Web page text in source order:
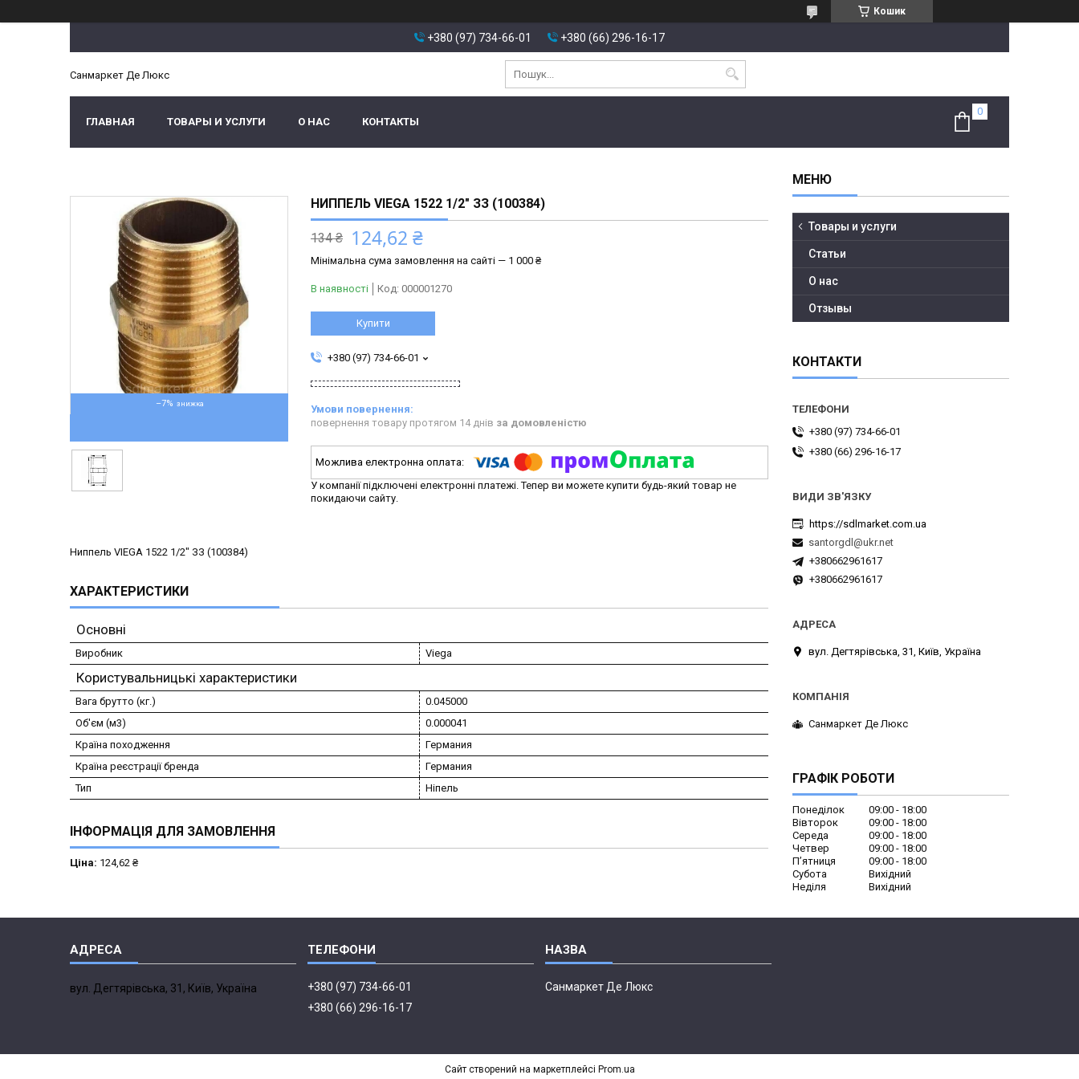
Кошик
+380 (97) 734-66-01 +380 (66) 296-16-17
Санмаркет Де Люкс
ГЛАВНАЯ ТОВАРЫ И УСЛУГИ О НАС КОНТАКТЫ
–7%
НИППЕЛЬ VIEGA 1522 1/2″ ЗЗ (100384)
134 ₴ 124,62 ₴
Мінімальна сума замовлення на сайті — 1 000 ₴
В наявності Код: 000001270
Купити
+380 (97) 734-66-01
повернення товару протягом 14 днів за домовленістю
У компанії підключені електронні платежі. Тепер ви можете купити будь-який товар не
покидаючи сайту.
Ниппель VIEGA 1522 1/2″ ЗЗ (100384)
ХАРАКТЕРИСТИКИ
Основні
Виробник Viega
Користувальницькі характеристики
Вага брутто (кг.)
0.045000
Об'єм (м3)
0.000041
Країна походження
Германия
Країна реєстрації бренда
Германия
Тип
Ніпель
ІНФОРМАЦІЯ ДЛЯ ЗАМОВЛЕННЯ
Ціна: 124,62 ₴
Товары и услуги
Статьи
О нас
Отзывы
КОНТАКТИ
+380 (97) 734-66-01
+380 (66) 296-16-17
https://sdlmarket.com.ua
santorgdl@ukr.net
+380662961617
+380662961617
вул. Дегтярівська, 31, Київ, Україна
Санмаркет Де Люкс
ГРАФІК РОБОТИ
Понеділок 09:00
18:00
Вівторок
09:00
18:00
Середа
09:00
18:00
Четвер
09:00
18:00
Пʼятниця
09:00
18:00
Субота
Вихідний
Неділя
Вихідний
вул. Дегтярівська, 31, Київ, Україна
+380 (97) 734-66-01
+380 (66) 296-16-17
Санмаркет Де Люкс
Сайт створений на маркетплейсі Prom.ua